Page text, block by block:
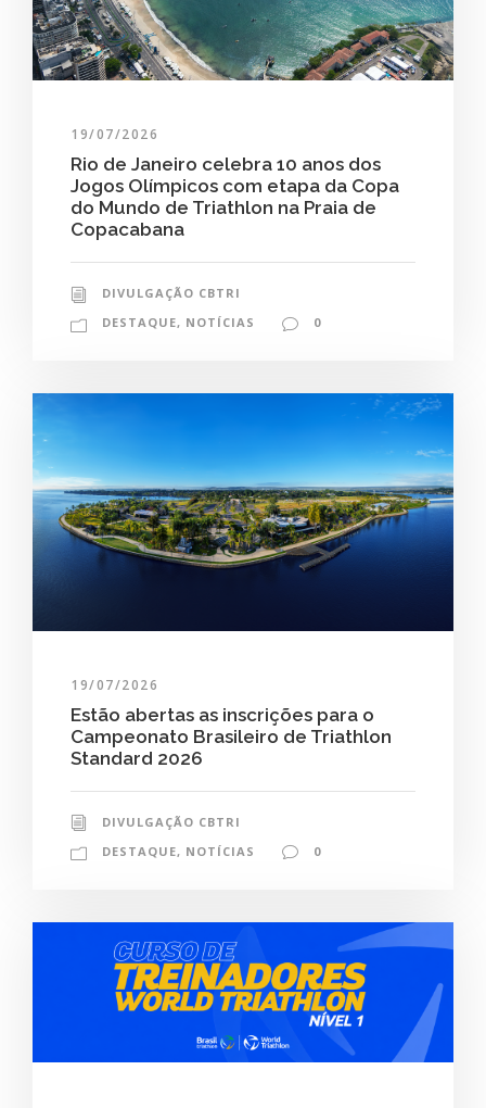
19/07/2026
Rio de Janeiro celebra 10 anos dos
Jogos Olímpicos com etapa da Copa
do Mundo de Triathlon na Praia de
Copacabana
DIVULGAÇÃO CBTRI
DESTAQUE, NOTÍCIAS 0
19/07/2026
Estão abertas as inscrições para o
Campeonato Brasileiro de Triathlon
Standard 2026
DIVULGAÇÃO CBTRI
DESTAQUE, NOTÍCIAS 0